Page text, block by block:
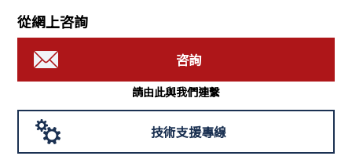
從網上咨詢
咨詢
請由此與我們連繫
技術支援專線